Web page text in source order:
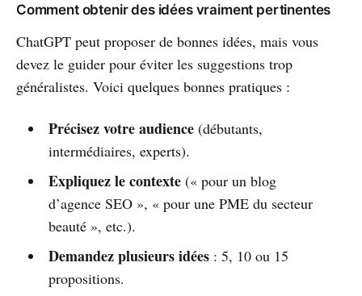
Comment obtenir des idées vraiment pertinentes
ChatGPT peut proposer de bonnes idées, mais vous
devez le guider pour éviter les suggestions trop
généralistes. Voici quelques bonnes pratiques :
Précisez votre audience(débutants,
intermédiaires, experts).
Expliquez le contexte(« pour un blog
d’agence SEO », « pour une PME du secteur
beauté », etc.).
Demandez plusieurs idées: 5, 10 ou 15
propositions.